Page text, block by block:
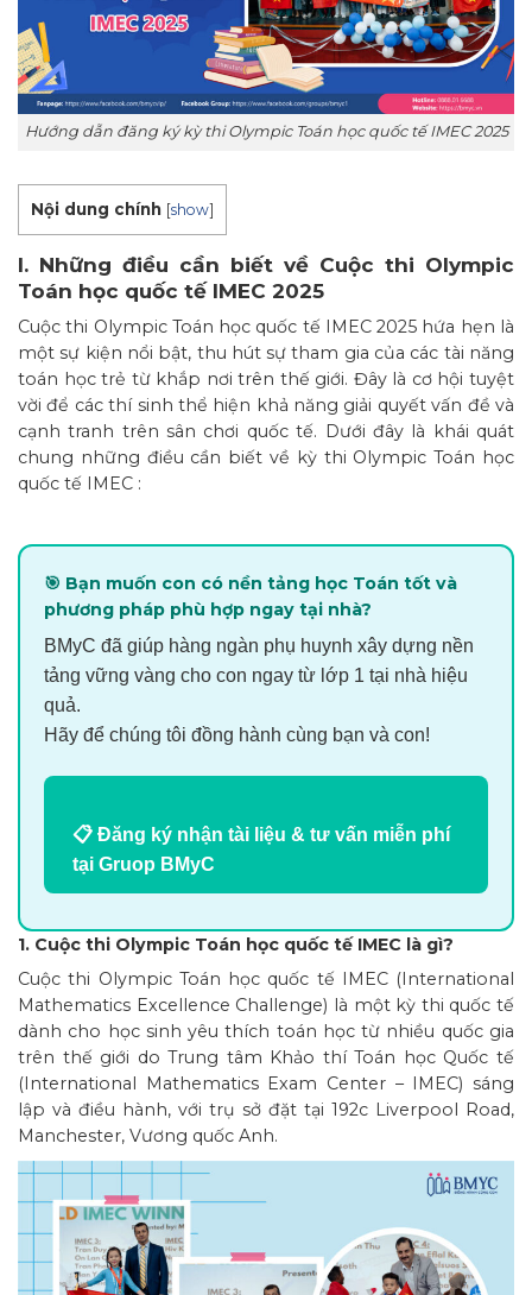
Hướng dẫn đăng ký kỳ thi Olympic Toán học quốc tế IMEC 2025
Nội dung chính [show]
I. Những điều cần biết về Cuộc thi Olympic
Toán học quốc tế IMEC 2025
Cuộc thi Olympic Toán học quốc tế IMEC 2025 hứa hẹn là
một sự kiện nổi bật, thu hút sự tham gia của các tài năng
toán học trẻ từ khắp nơi trên thế giới. Đây là cơ hội tuyệt
vời để các thí sinh thể hiện khả năng giải quyết vấn đề và
cạnh tranh trên sân chơi quốc tế. Dưới đây là khái quát
chung những điều cần biết về kỳ thi Olympic Toán học
quốc tế IMEC :
🎯 Bạn muốn con có nền tảng học Toán tốt và
phương pháp phù hợp ngay tại nhà?
BMyC đã giúp hàng ngàn phụ huynh xây dựng nền
tảng vững vàng cho con ngay từ lớp 1 tại nhà hiệu
quả.
Hãy để chúng tôi đồng hành cùng bạn và con!
📋 Đăng ký nhận tài liệu & tư vấn miễn phí
tại Gruop BMyC
1. Cuộc thi Olympic Toán học quốc tế IMEC là gì?
Cuộc thi Olympic Toán học quốc tế IMEC (International
Mathematics Excellence Challenge) là một kỳ thi quốc tế
dành cho học sinh yêu thích toán học từ nhiều quốc gia
trên thế giới do Trung tâm Khảo thí Toán học Quốc tế
(International Mathematics Exam Center – IMEC) sáng
lập và điều hành, với trụ sở đặt tại 192c Liverpool Road,
Manchester, Vương quốc Anh.